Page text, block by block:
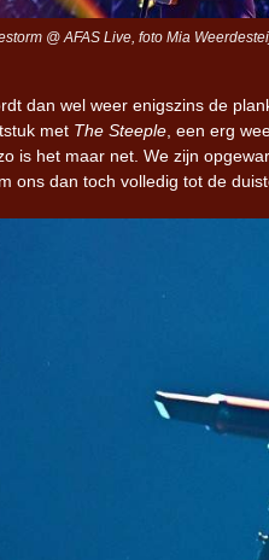
@ AFAS Live, foto Mia
dan wel weer enigszins de
met The Steeple , een erg
is het maar net. We zijn
ons dan toch volledig tot de